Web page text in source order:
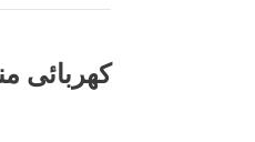
كهربائى